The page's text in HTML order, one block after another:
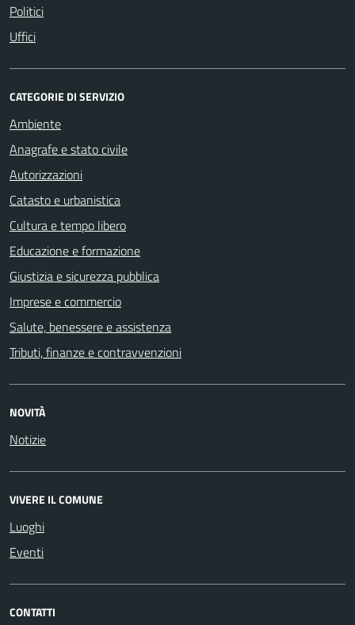
Politici
Uffici
CATEGORIE DI SERVIZIO
Ambiente
Anagrafe e stato civile
Autorizzazioni
Catasto e urbanistica
Cultura e tempo libero
Educazione e formazione
Giustizia e sicurezza pubblica
Imprese e commercio
Salute, benessere e assistenza
Tributi, finanze e contravvenzioni
NOVITÀ
Notizie
VIVERE IL COMUNE
Luoghi
Eventi
CONTATTI